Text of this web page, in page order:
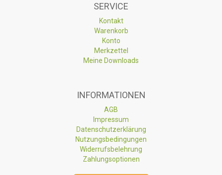
SERVICE
Kontakt
Warenkorb
Konto
Merkzettel
Meine Downloads
INFORMATIONEN
AGB
Impressum
Datenschutzerklärung
Nutzungsbedingungen
Widerrufsbelehrung
Zahlungsoptionen